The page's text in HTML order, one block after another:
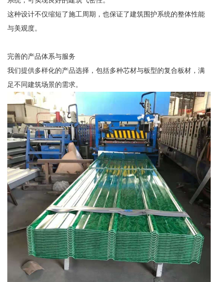
这种设计不仅缩短了施工周期，也保证了建筑围护系统的整体性能
与美观度。
完善的产品体系与服务
我们提供多样化的产品选择，包括多种芯材与板型的复合板材，满
足不同建筑场景的需求。